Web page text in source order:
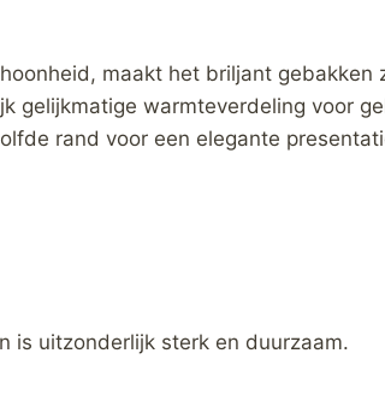
maakt het briljant gebakken
gelijkmatige warmteverdeling voor
rand voor een elegante
is uitzonderlijk sterk en duurzaam.